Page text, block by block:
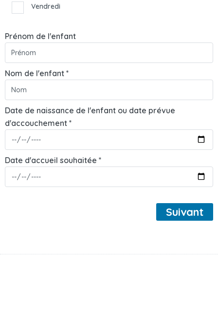
Vendredi
Prénom de l'enfant
Nom de l'enfant *
Date de naissance de l'enfant ou date prévue
d'accouchement *
Date d'accueil souhaitée *
Suivant